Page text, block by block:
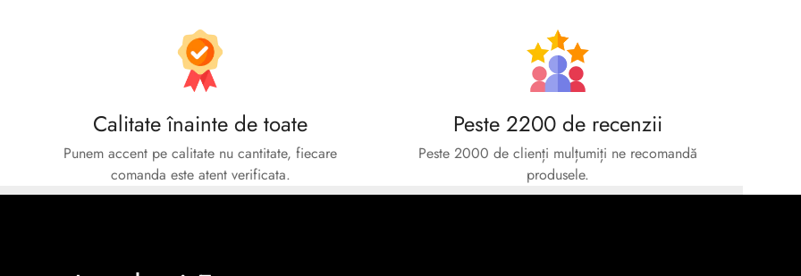
Calitate înainte de toate
Punem accent pe calitate nu cantitate, fiecare
comanda este atent verificata.
Peste 2200 de recenzii
Peste 2000 de clienți mulțumiți ne recomandă
produsele.